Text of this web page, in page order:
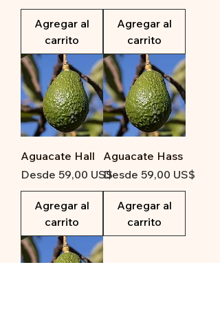
Agregar al
carrito
Agregar al
carrito
Aguacate Hall
Desde 59,00 US$
Precio de oferta
Agregar al
carrito
Aguacate Hass
Desde 59,00 US$
Precio de oferta
Agregar al
carrito